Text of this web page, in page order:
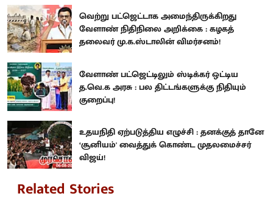
வெற்று பட்ஜெட்டாக அமைந்திருக்கிறது
வேளாண் நிதிநிலை அறிக்கை : கழகத்
தலைவர் மு.க.ஸ்டாலின் விமர்சனம்!
வேளாண் பட்ஜெட்டிலும் ஸ்டிக்கர் ஒட்டிய
த.வெ.க அரசு : பல திட்டங்களுக்கு நிதியும்
குறைப்பு!
உதயநிதி ஏற்படுத்திய எழுச்சி : தனக்குத் தானே
‘சூனியம்' வைத்துக் கொண்ட முதலமைச்சர்
விஜய்!
Related Stories